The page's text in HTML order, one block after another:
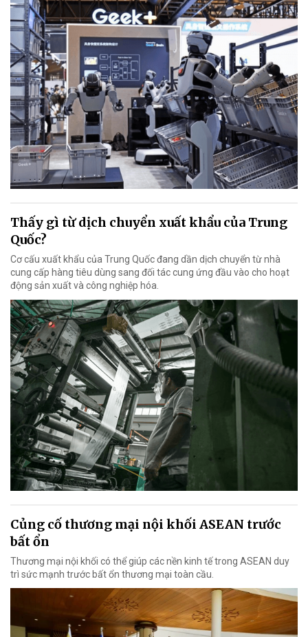
Thấy gì từ dịch chuyển xuất khẩu của Trung
Quốc?
Cơ cấu xuất khẩu của Trung Quốc đang dần dịch chuyển từ nhà
cung cấp hàng tiêu dùng sang đối tác cung ứng đầu vào cho hoạt
động sản xuất và công nghiệp hóa.
Củng cố thương mại nội khối ASEAN trước
bất ổn
Thương mại nội khối có thể giúp các nền kinh tế trong ASEAN duy
trì sức mạnh trước bất ổn thương mại toàn cầu.